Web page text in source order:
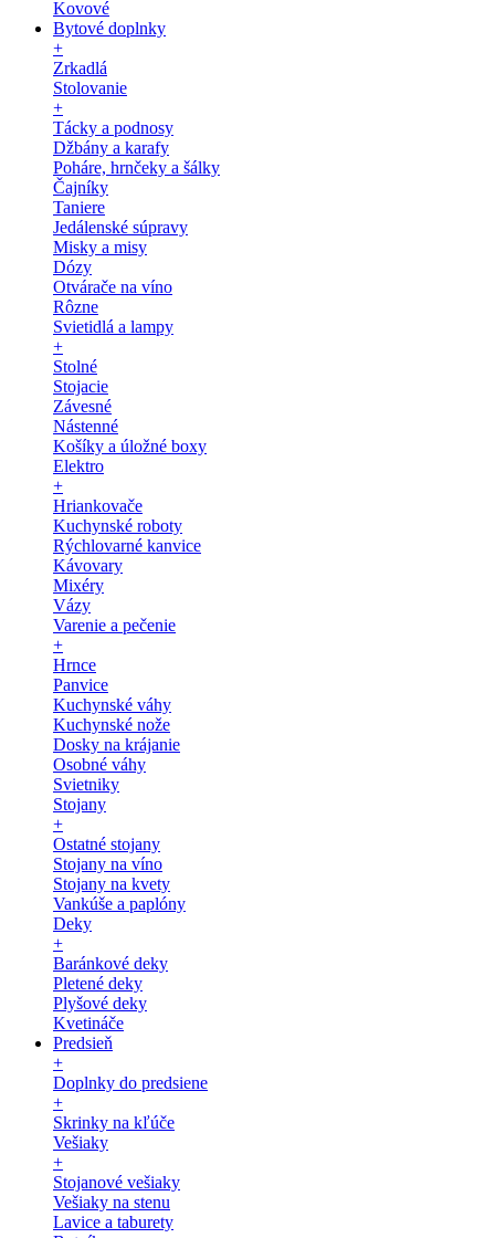
Kovové
Bytové doplnky
+
Zrkadlá
Stolovanie
+
Tácky a podnosy
Džbány a karafy
Poháre, hrnčeky a šálky
Čajníky
Taniere
Jedálenské súpravy
Misky a misy
Dózy
Otvárače na víno
Rôzne
Svietidlá a lampy
+
Stolné
Stojacie
Závesné
Nástenné
Košíky a úložné boxy
Elektro
+
Hriankovače
Kuchynské roboty
Rýchlovarné kanvice
Kávovary
Mixéry
Vázy
Varenie a pečenie
+
Hrnce
Panvice
Kuchynské váhy
Kuchynské nože
Dosky na krájanie
Osobné váhy
Svietniky
Stojany
+
Ostatné stojany
Stojany na víno
Stojany na kvety
Vankúše a paplóny
Deky
+
Baránkové deky
Pletené deky
Plyšové deky
Kvetináče
Predsieň
+
Doplnky do predsiene
+
Skrinky na kľúče
Vešiaky
+
Stojanové vešiaky
Vešiaky na stenu
Lavice a taburety